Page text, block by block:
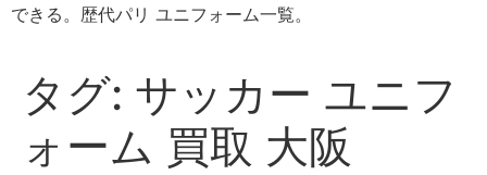
できる。歴代パリ ユニフォーム一覧。
タグ: サッカー ユニフ
ォーム 買取 大阪